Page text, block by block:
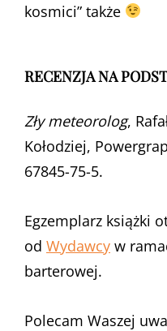
kosmici” także
RECENZJA NA
Zły meteorolog,
Kołodziej,
67845-75-5.
Egzemplarz książki
od Wydawcy w
barterowej.
Polecam Waszej